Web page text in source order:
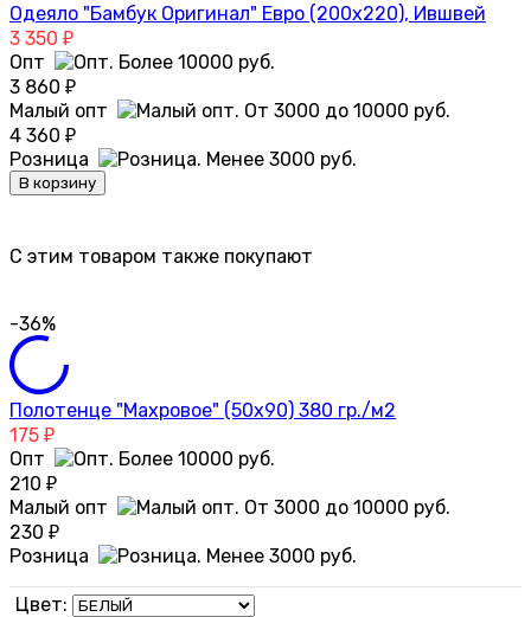
Одеяло "Бамбук Оригинал" Евро (200х220), Ившвей
3 350 ₽
Опт
3 860 ₽
Малый опт
4 360 ₽
Розница
В корзину
C этим товаром также покупают
-36%
Полотенце "Махровое" (50х90) 380 гр./м2
175 ₽
Опт
210 ₽
Малый опт
230 ₽
Розница
Цвет: